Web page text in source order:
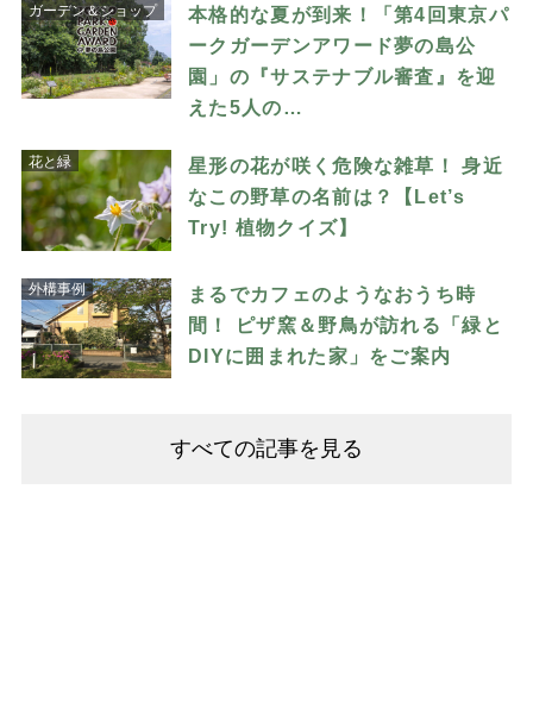
ガーデン＆ショップ
本格的な夏が到来！「第4回東京パ
ークガーデンアワード夢の島公
園」の『サステナブル審査』を迎
えた5人の…
花と緑
星形の花が咲く危険な雑草！ 身近
なこの野草の名前は？【Let’s
Try! 植物クイズ】
外構事例
まるでカフェのようなおうち時
間！ ピザ窯＆野鳥が訪れる「緑と
DIYに囲まれた家」をご案内
すべての記事を見る